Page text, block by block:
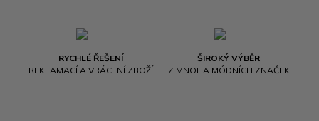
RYCHLÉ ŘEŠENÍ
REKLAMACÍ A VRÁCENÍ ZBOŽÍ
ŠIROKÝ VÝBĚR
Z MNOHA MÓDNÍCH ZNAČEK